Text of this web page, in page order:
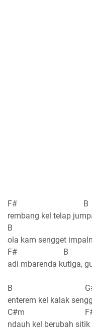
F# B
rembang kel telap
B
ola kam sengget
F# B
adi mbarenda kutiga,
B
enterem kel kalak
C#m
ndauh kel berubah